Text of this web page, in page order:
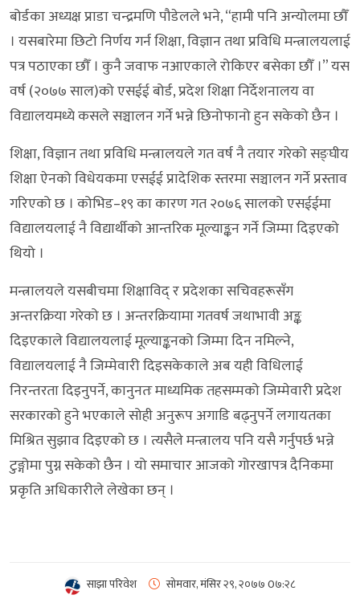
बोर्डका अध्यक्ष प्राडा चन्द्रमणि पौडेलले भने, “हामी पनि अन्योलमा छौँ
। यसबारेमा छिटो निर्णय गर्न शिक्षा, विज्ञान तथा प्रविधि मन्त्रालयलाई
पत्र पठाएका छौँ । कुनै जवाफ नआएकाले रोकिएर बसेका छौँ ।” यस
वर्ष (२०७७ साल)को एसईई बोर्ड, प्रदेश शिक्षा निर्देशनालय वा
विद्यालयमध्ये कसले सञ्चालन गर्ने भन्ने छिनोफानो हुन सकेको छैन ।
शिक्षा, विज्ञान तथा प्रविधि मन्त्रालयले गत वर्ष नै तयार गरेको सङ्घीय
शिक्षा ऐनको विधेयकमा एसईई प्रादेशिक स्तरमा सञ्चालन गर्ने प्रस्ताव
गरिएको छ । कोभिड–१९ का कारण गत २०७६ सालको एसईईमा
विद्यालयलाई नै विद्यार्थीको आन्तरिक मूल्याङ्कन गर्ने जिम्मा दिइएको
थियो ।
मन्त्रालयले यसबीचमा शिक्षाविद् र प्रदेशका सचिवहरूसँग
अन्तरक्रिया गरेको छ । अन्तरक्रियामा गतवर्ष जथाभावी अङ्क
दिइएकाले विद्यालयलाई मूल्याङ्कनको जिम्मा दिन नमिल्ने,
विद्यालयलाई नै जिम्मेवारी दिइसकेकाले अब यही विधिलाई
निरन्तरता दिइनुपर्ने, कानुनतः माध्यमिक तहसम्मको जिम्मेवारी प्रदेश
सरकारको हुने भएकाले सोही अनुरूप अगाडि बढ्नुपर्ने लगायतका
मिश्रित सुझाव दिइएको छ । त्यसैले मन्त्रालय पनि यसै गर्नुपर्छ भन्ने
टुङ्गोमा पुग्न सकेको छैन । यो समाचार आजको गोरखापत्र दैनिकमा
प्रकृति अधिकारीले लेखेका छन् ।
साझा परिवेश सोमवार, मंसिर २९, २०७७0७:२८